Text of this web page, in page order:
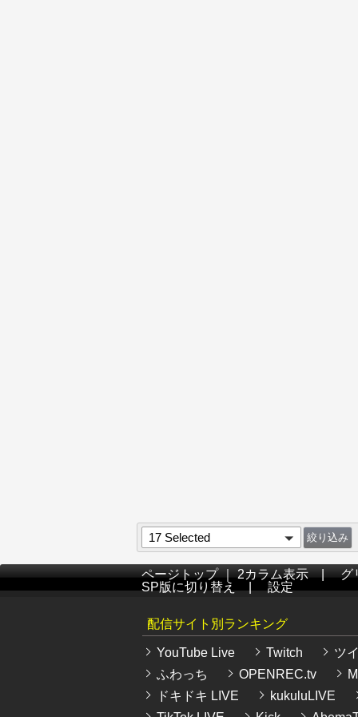
17 Selected
ページトップ｜2カラム表示|グ
SP版に切り替え
設定
配信サイト別ランキング
YouTube Live Twitch
ツ
ふわっち
OPENREC.tv
ドキドキ LIVE
kukuluLIVE